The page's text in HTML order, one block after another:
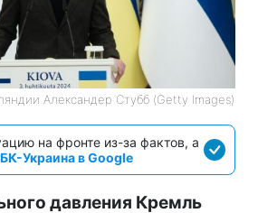
Александер Стубб (Getty Images)
на фронте из-за фактов, а
Украина в Google
давления Кремль